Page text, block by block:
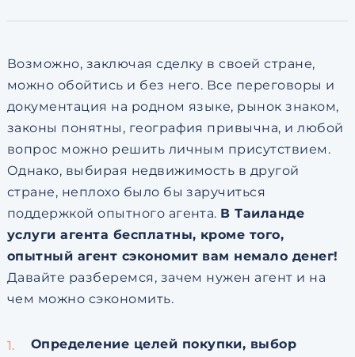
Возможно, заключая сделку в своей стране,
можно обойтись и без него. Все переговоры и
документация на родном языке, рынок знаком,
законы понятны, география привычна, и любой
вопрос можно решить личным присутствием.
Однако, выбирая недвижимость в другой
стране, неплохо было бы заручиться
поддержкой опытного агента. В Таиланде
услуги агента бесплатны, кроме того,
опытный агент сэкономит вам немало денег!
Давайте разберемся, зачем нужен агент и на
чем можно сэкономить.
Определение целей покупки, выбор